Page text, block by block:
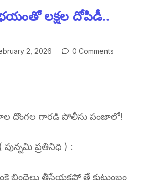
లక్షల దోపిడీ..
2, 2026 0 Comments
గారడి పోలీసు పంజాలో!
ప్రతినిధి ) :
బిందెలు తీసేయకపో తే కుటుంబం